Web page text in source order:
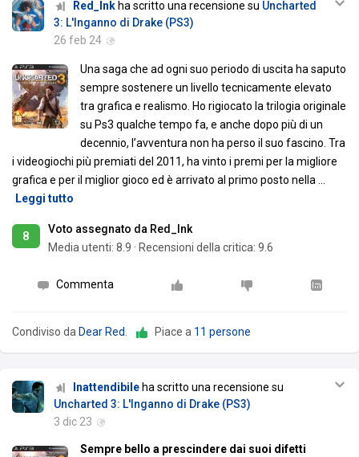
Red_Ink ha scritto una recensione su Uncharted
3: L'Inganno di Drake (PS3)
26 feb 24
Una saga che ad ogni suo periodo di uscita ha saputo
sempre sostenere un livello tecnicamente elevato
tra grafica e realismo. Ho rigiocato la trilogia originale
su Ps3 qualche tempo fa, e anche dopo più di un
decennio, l’avventura non ha perso il suo fascino. Tra
i videogiochi più premiati del 2011, ha vinto i premi per la migliore
grafica e per il miglior gioco ed è arrivato al primo posto nella…
Leggi tutto
8
Voto assegnato da Red_Ink
Media utenti: 8.9 · Recensioni della critica: 9.6
Commenta
Condiviso da Dear Red. Piace a 11 persone
Inattendibile ha scritto una recensione su
Uncharted 3: L'Inganno di Drake (PS3)
3 dic 23
Sempre bello a prescindere dai suoi difetti